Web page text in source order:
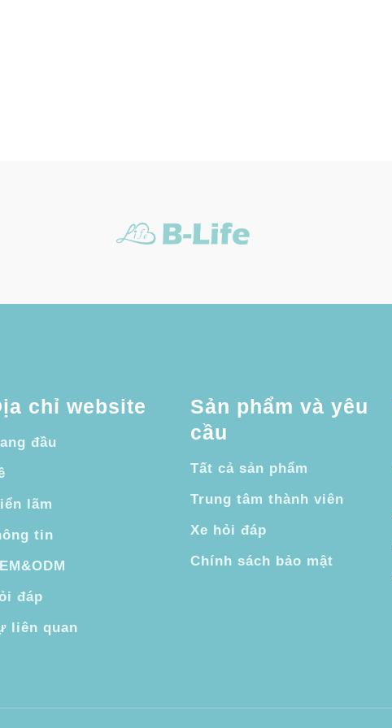
chỉ website
đầu
lãm
tin
đáp
liên quan
Sản phẩm và yêu
cầu
Tất cả sản phẩm
Trung tâm thành viên
Xe hỏi đáp
Chính sách bảo mật